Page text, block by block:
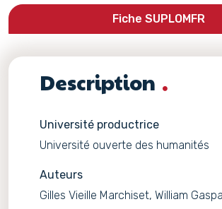
Fiche SUPLOMFR
Description
Université productrice
Université ouverte des humanités
Auteurs
Gilles Vieille Marchiset, William